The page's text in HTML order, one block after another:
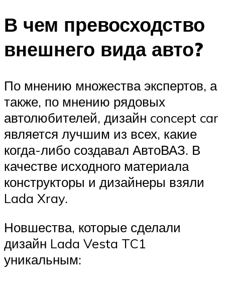
В чем превосходство
внешнего вида авто?
По мнению множества экспертов, а
также, по мнению рядовых
автолюбителей, дизайн concept car
является лучшим из всех, какие
когда-либо создавал АвтоВАЗ. В
качестве исходного материала
конструкторы и дизайнеры взяли
Lada Xray.
Новшества, которые сделали
дизайн Lada Vesta TC1
уникальным: